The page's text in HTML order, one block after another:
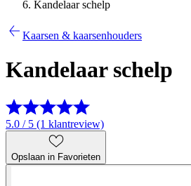
Kandelaar schelp
Kaarsen & kaarsenhouders
Kandelaar schelp
5.0 / 5 (1 klantreview)
Opslaan in Favorieten